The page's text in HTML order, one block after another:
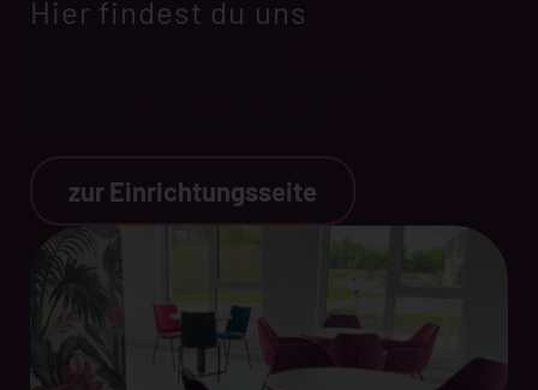
Hier findest du uns
zur Einrichtungsseite